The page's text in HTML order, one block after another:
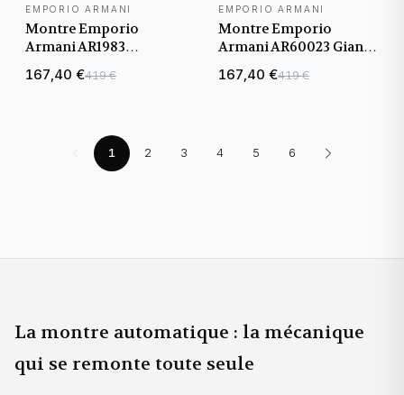
EMPORIO ARMANI
Montre Emporio
Armani AR1983
Squelette et Bracelet
167,40 €419 €
EMPORIO ARMANI
Montre Emporio
Armani AR60023 Gianni
Acier Squelette
167,40 €419 €
1 2 3 4 5 6
La montre automatique : la mécanique
qui se remonte toute seule